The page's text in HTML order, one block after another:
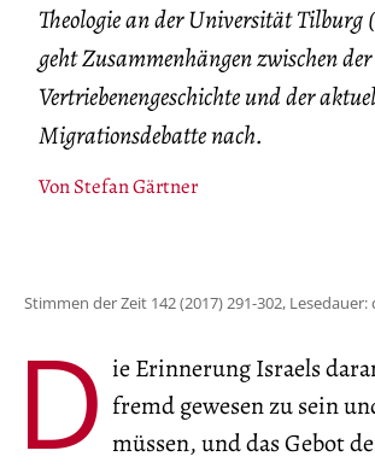
Theologie an der Universität Tilburg
geht Zusammenhängen zwischen
Vertriebenengeschichte und der
Migrationsdebatte nach.
VonStefan Gärtner
Stimmen der Zeit 142 (2017) 291-302, Lesedauer:
D ie Erinnerung Israels
fremd gewesen zu sein
müssen, und das Gebot